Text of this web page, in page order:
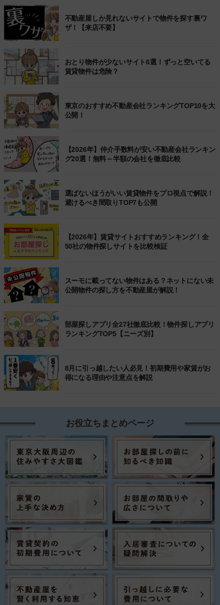
不動産屋しか見れないサイトで物件を探す裏ワ
ザ！【来店不要】
おとり物件が少ないサイト6選！ずっと空いてる
賃貸物件は危険？
東京のおすすめ不動産会社ランキングTOP10を大
公開！
【2026年】仲介手数料が安い不動産会社ランキン
グ20選！無料～半額の会社を徹底比較
選ばないほうがいい賃貸物件をプロ視点で解説！
避けるべき間取りTOP7も公開
【2026年】賃貸サイトおすすめランキング！全
50社の物件探しサイトを比較検証
スーモに載ってない物件はある？ネットにない未
公開物件の探し方を不動産屋が解説！
部屋探しアプリ全27社徹底比較！物件探しアプリ
ランキングTOP5【ニーズ別】
8月に引っ越したい人必見！初期費用や家賃がお
得になる理由や注意点を解説
お役立ちまとめページ